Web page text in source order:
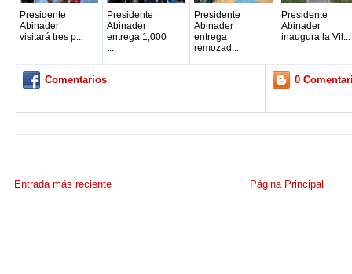
Presidente
Abinader
visitará tres p...
Presidente
Abinader
entrega 1,000
t...
Presidente
Abinader
entrega
remozad...
Presidente
Abinader
inaugura la Vil...
Comentarios 0
Entrada más reciente Página Principal